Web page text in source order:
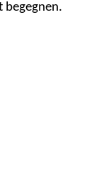
begegnen.